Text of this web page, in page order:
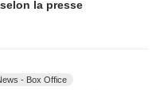
la presse
- Box Office